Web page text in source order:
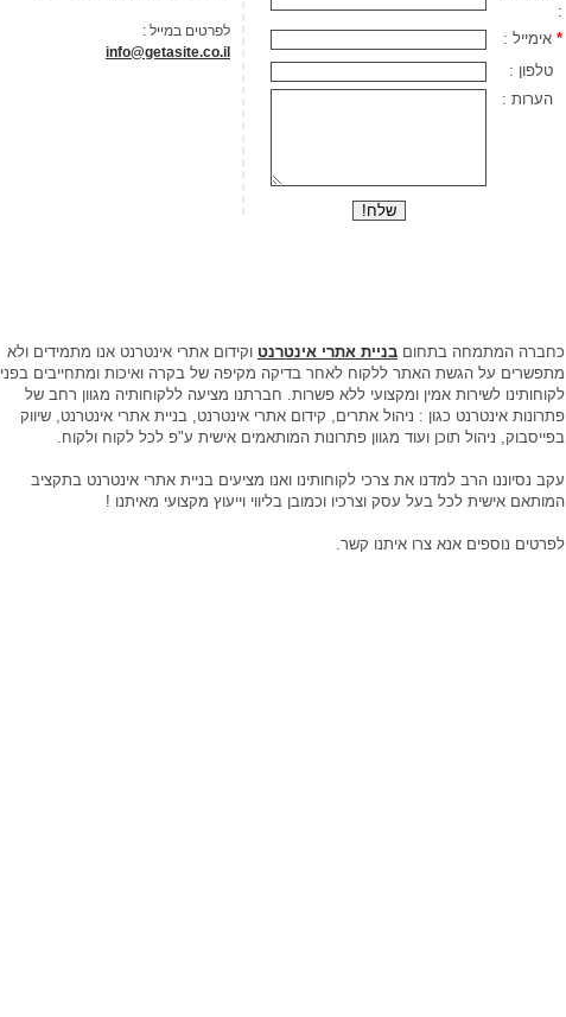
:
* אימייל :
טלפון :
הערות :
לפרטים במייל :
info@getasite.co.il
כחברה המתמחה בתחום בניית אתרי אינטרנט וקידום אתרי אינטרנט אנו מתמידים ולא
מתפשרים על הגשת האתר ללקוח לאחר בדיקה מקיפה של בקרה ואיכות ומתחייבים בפני
לקוחותינו לשירות אמין ומקצועי ללא פשרות. חברתנו מציעה ללקוחותיה מגוון רחב של
פתרונות אינטרנט כגון : ניהול אתרים, קידום אתרי אינטרנט, בניית אתרי אינטרנט, שיווק
בפייסבוק, ניהול תוכן ועוד מגוון פתרונות המותאמים אישית ע"פ לכל לקוח ולקוח.
עקב נסיוננו הרב למדנו את צרכי לקוחותינו ואנו מציעים בניית אתרי אינטרנט בתקציב
המותאם אישית לכל בעל עסק וצרכיו וכמובן בליווי וייעוץ מקצועי מאיתנו !
לפרטים נוספים אנא צרו איתנו קשר.